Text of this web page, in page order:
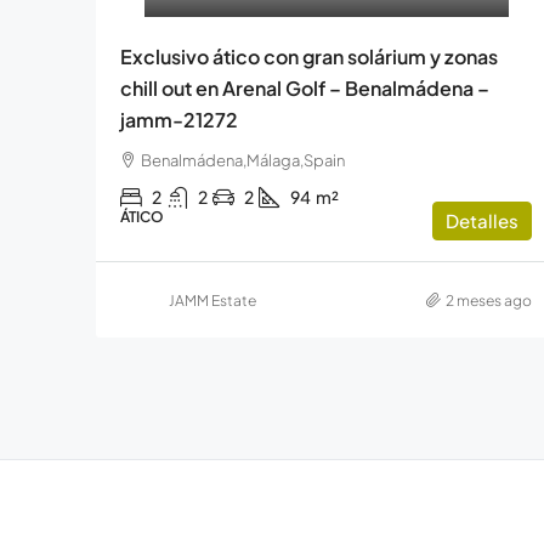
Exclusivo ático con gran solárium y zonas
chill out en Arenal Golf – Benalmádena –
jamm-21272
Benalmádena,Málaga,Spain
2 2 2 94 m²
ÁTICO Detalles
JAMM Estate 2 meses ago